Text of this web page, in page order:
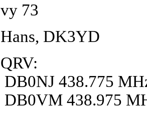
vy 73
Hans, DK3YD
QRV:
DB0NJ 438.775
DB0VM 438.975